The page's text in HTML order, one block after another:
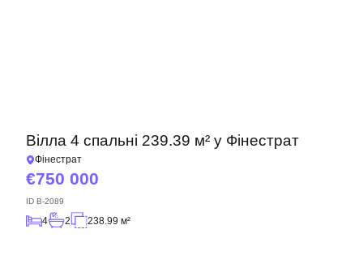
Вілла 4 спальні 239.39 м² у Фінестрат
Фінестрат
750 000
ID B-2089
4 2 238.99 м²